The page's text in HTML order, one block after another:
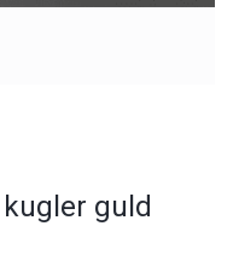
guld